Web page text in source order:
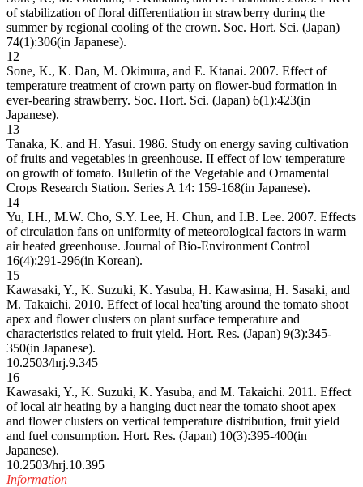
of stabilization of floral differentiation in strawberry during the
summer by regional cooling of the crown. Soc. Hort. Sci. (Japan)
74(1):306(in Japanese).
12
Sone, K., K. Dan, M. Okimura, and E. Ktanai. 2007. Effect of
temperature treatment of crown party on flower-bud formation in
ever-bearing strawberry. Soc. Hort. Sci. (Japan) 6(1):423(in
Japanese).
13
Tanaka, K. and H. Yasui. 1986. Study on energy saving cultivation
of fruits and vegetables in greenhouse. II effect of low temperature
on growth of tomato. Bulletin of the Vegetable and Ornamental
Crops Research Station. Series A 14: 159-168(in Japanese).
14
Yu, I.H., M.W. Cho, S.Y. Lee, H. Chun, and I.B. Lee. 2007. Effects
of circulation fans on uniformity of meteorological factors in warm
air heated greenhouse. Journal of Bio-Environment Control
16(4):291-296(in Korean).
15
Kawasaki, Y., K. Suzuki, K. Yasuba, H. Kawasima, H. Sasaki, and
M. Takaichi. 2010. Effect of local hea'ting around the tomato shoot
apex and flower clusters on plant surface temperature and
characteristics related to fruit yield. Hort. Res. (Japan) 9(3):345-
350(in Japanese).
10.2503/hrj.9.345
16
Kawasaki, Y., K. Suzuki, K. Yasuba, and M. Takaichi. 2011. Effect
of local air heating by a hanging duct near the tomato shoot apex
and flower clusters on vertical temperature distribution, fruit yield
and fuel consumption. Hort. Res. (Japan) 10(3):395-400(in
Japanese).
10.2503/hrj.10.395
Information